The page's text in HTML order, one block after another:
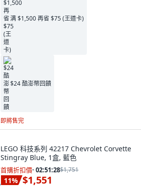
满 $1,500 再省 $75 (王道卡)
$24 酷澎幣回饋
即將售完
LEGO 科技系列 42217 Chevrolet Corvette
Stingray Blue, 1盒, 藍色
首購折扣價· 02:51:27$1,751
11% $1,551